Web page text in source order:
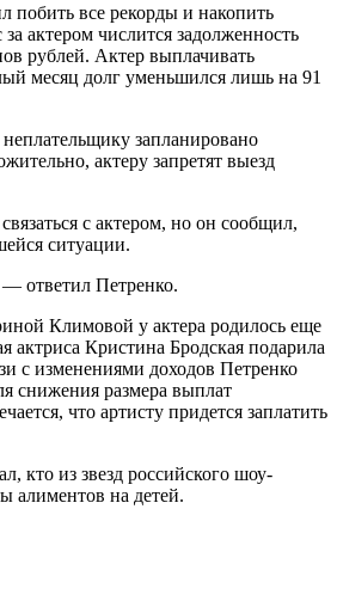
побить все рекорды и накопить
актером числится задолженность
рублей. Актер выплачивать
месяц долг уменьшился лишь на 91
запланировано
актеру запретят выезд
с актером, но он сообщил,
ситуации.
— ответил Петренко.
Климовой у актера родилось еще
актриса Кристина Бродская подарила
с изменениями доходов Петренко
снижения размера выплат
что артисту придется заплатить
кто из звезд российского шоу-
алиментов на детей.